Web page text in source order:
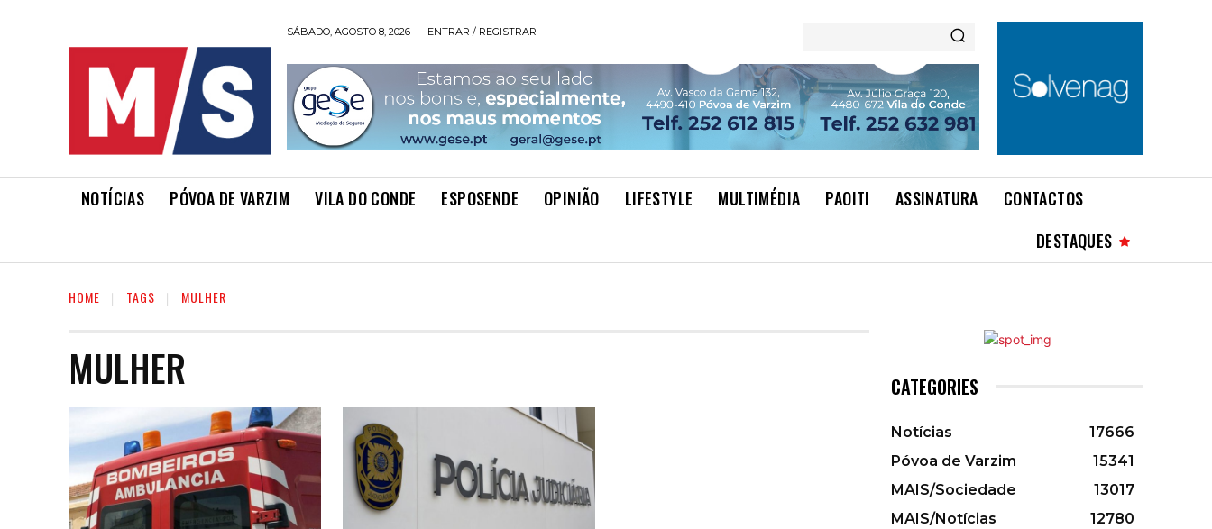
SÁBADO, AGOSTO 8, 2026 ENTRAR / REGISTRAR
NOTÍCIAS PÓVOA DE VARZIM VILA DO CONDE ESPOSENDE OPINIÃO LIFESTYLE MULTIMÉDIA PAOITI ASSINATURA
CONTACTOS
DESTAQUES
HOME TAGS MULHER
MULHER CATEGORIES
Notícias
17666
Póvoa de Varzim
15341
MAIS/Sociedade
13017
MAIS/Notícias
12780